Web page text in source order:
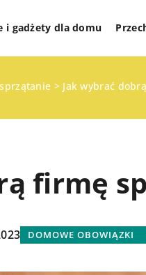
i gadżety dla domu
> Jak wybrać
firmę
DOMOWE OBOWIĄZKI
I ORGANIZACJA